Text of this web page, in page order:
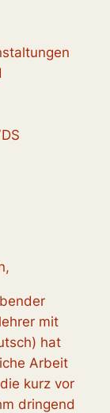
mit
hat
Arbeit
kurz vor
dringend